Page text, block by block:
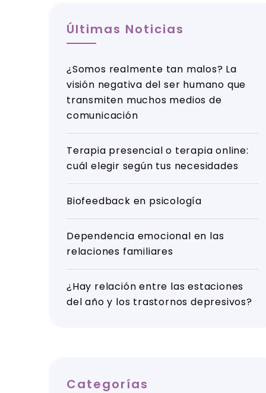
Últimas Noticias
¿Somos realmente tan malos? La
visión negativa del ser humano que
transmiten muchos medios de
comunicación
Terapia presencial o terapia online:
cuál elegir según tus necesidades
Biofeedback en psicología
Dependencia emocional en las
relaciones familiares
¿Hay relación entre las estaciones
del año y los trastornos depresivos?
Categorías